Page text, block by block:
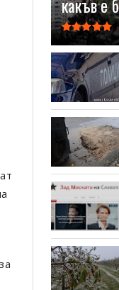
какъв е